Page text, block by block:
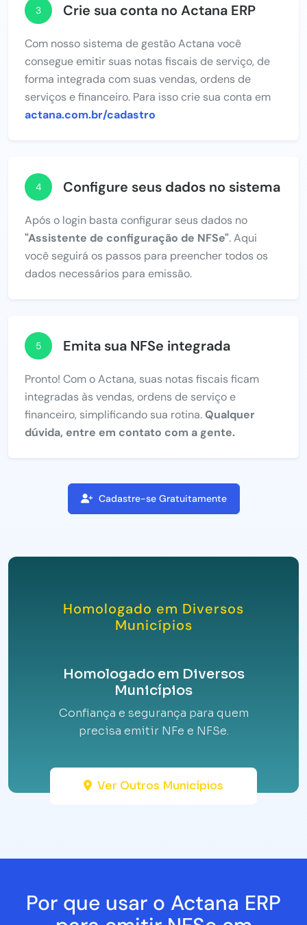
3 Crie sua conta no Actana ERP
Com nosso sistema de gestão Actana você
consegue emitir suas notas fiscais de serviço, de
forma integrada com suas vendas, ordens de
serviços e financeiro. Para isso crie sua conta em
actana.com.br/cadastro
4 Configure seus dados no sistema
Após o login basta configurar seus dados no
"Assistente de configuração de NFSe". Aqui
você seguirá os passos para preencher todos os
dados necessários para emissão.
5 Emita sua NFSe integrada
Pronto! Com o Actana, suas notas fiscais ficam
integradas às vendas, ordens de serviço e
financeiro, simplificando sua rotina.Qualquer
dúvida, entre em contato com a gente.
Cadastre-se Gratuitamente
Homologado em Diversos
Municípios
Homologado em Diversos
Municípios
Confiança e segurança para quem
precisa emitir NFe e NFSe.
Ver Outros Municípios
Por que usar o Actana ERP